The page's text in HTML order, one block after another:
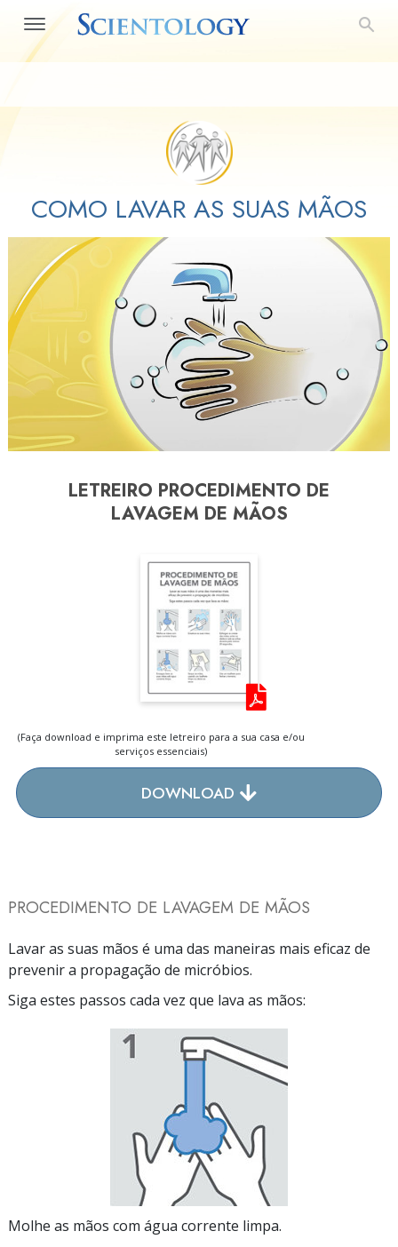
COMO LAVAR AS SUAS MÃOS
LETREIRO PROCEDIMENTO DE
LAVAGEM DE MÃOS
(Faça download e imprima este letreiro para a sua casa e/ou
serviços essenciais)
DOWNLOAD
PROCEDIMENTO DE LAVAGEM DE MÃOS
Lavar as suas mãos é uma das maneiras mais eficaz de
prevenir a propagação de micróbios.
Siga estes passos cada vez que lava as mãos:
Molhe as mãos com água corrente limpa.